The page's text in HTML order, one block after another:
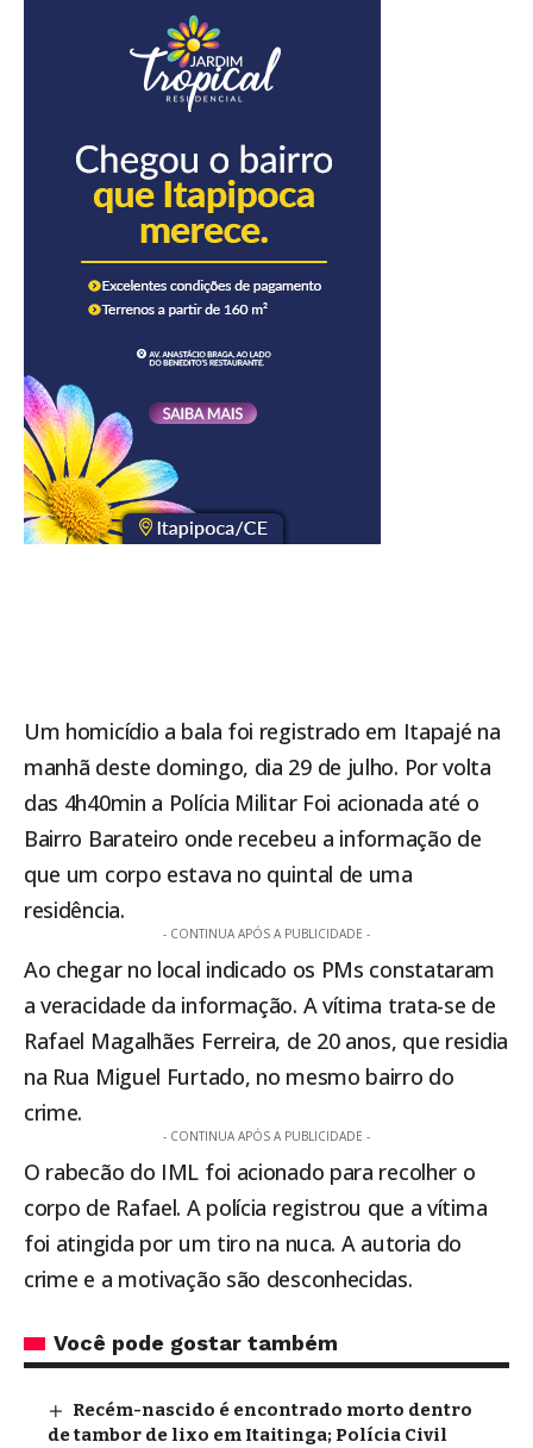
Um homicídio a bala foi registrado em Itapajé na
manhã deste domingo, dia 29 de julho. Por volta
das 4h40min a Polícia Militar Foi acionada até o
Bairro Barateiro onde recebeu a informação de
que um corpo estava no quintal de uma
residência.
- CONTINUA APÓS A PUBLICIDADE -
Ao chegar no local indicado os PMs constataram
a veracidade da informação. A vítima trata-se de
Rafael Magalhães Ferreira, de 20 anos, que residia
na Rua Miguel Furtado, no mesmo bairro do
crime.
- CONTINUA APÓS A PUBLICIDADE -
O rabecão do IML foi acionado para recolher o
corpo de Rafael. A polícia registrou que a vítima
foi atingida por um tiro na nuca. A autoria do
crime e a motivação são desconhecidas.
Você pode gostar também
Recém-nascido é encontrado morto dentro
de tambor de lixo em Itaitinga; Polícia Civil